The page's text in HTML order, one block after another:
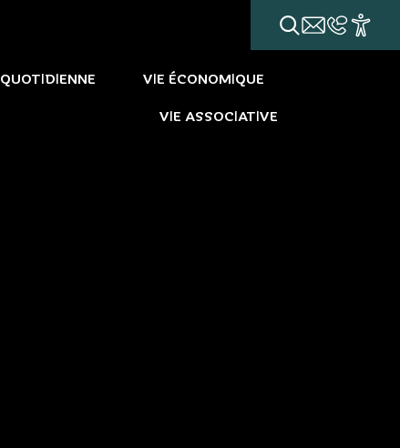
VIE ÉCONOMIQUE
VIE ASSOCIATIVE